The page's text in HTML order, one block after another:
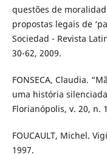
questões de
propostas legais de
Sociedad - Revista
30-62, 2009.
FONSECA, Claudia.
uma história
Florianópolis, v. 20, n.
FOUCAULT, Michel.
1997.